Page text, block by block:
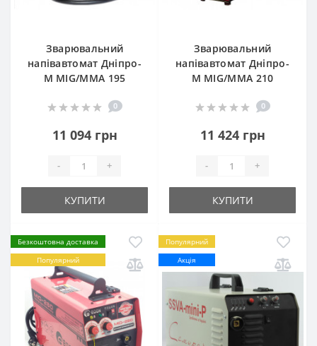
Зварювальний
напівавтомат Дніпро-
М MIG/MMA 195
0
11 094 грн
- +
КУПИТИ
Зварювальний
напівавтомат Дніпро-
М MIG/MMA 210
0
11 424 грн
- +
КУПИТИ
Безкоштовна доставка
Популярний
Популярний
Акція